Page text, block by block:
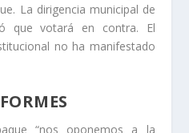
La dirigencia municipal de
que votará en contra. El
no ha manifestado
“nos oponemos a la